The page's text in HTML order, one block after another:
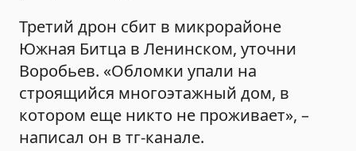
Третий дрон сбит в микрорайоне
Южная Битца в Ленинском, уточни
Воробьев. «Обломки упали на
строящийся многоэтажный дом, в
котором еще никто не проживает», –
написал он в тг-канале.